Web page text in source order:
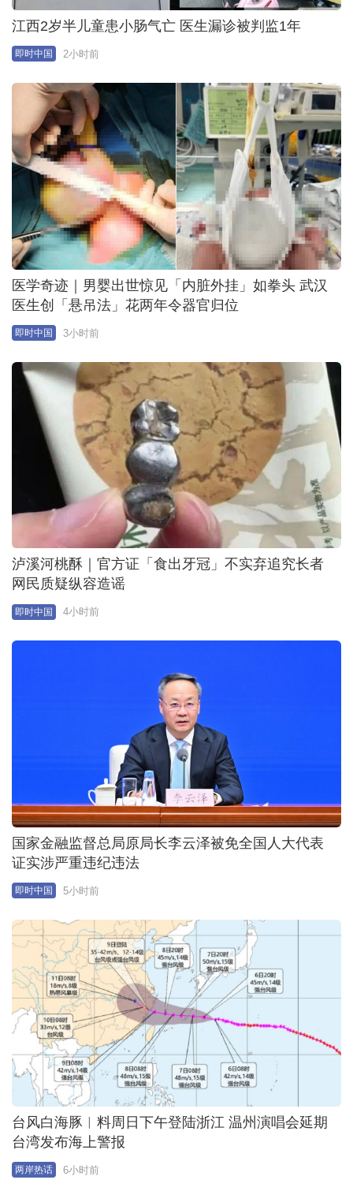
江西2岁半儿童患小肠气亡 医生漏诊被判监1年
即时中国 2小时前
医学奇迹｜男婴出世惊见「内脏外挂」如拳头 武汉
医生创「悬吊法」花两年令器官归位
即时中国 3小时前
泸溪河桃酥｜官方证「食出牙冠」不实弃追究长者
网民质疑纵容造谣
即时中国 4小时前
国家金融监督总局原局长李云泽被免全国人大代表
证实涉严重违纪违法
即时中国 5小时前
台风白海豚︱料周日下午登陆浙江 温州演唱会延期
台湾发布海上警报
两岸热话 6小时前